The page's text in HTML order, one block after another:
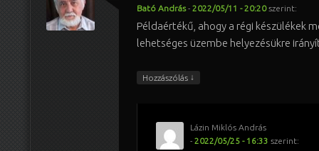
Bató András- 2022/05/11 - 20:20 szerint:
Példaértékű, ahogy a régi készülékek
lehetséges üzembe helyezésükre
Hozzászólás ↓
Lázin Miklós András
- 2022/05/25 - 16:33 szerint: